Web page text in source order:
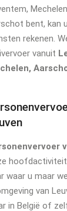
bent, kan
rekenen.
vanuit
waar u maar
van
in België of